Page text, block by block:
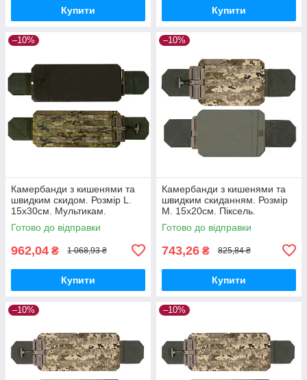
Купити Купити
–10%
Камербанди з кишенями та
швидким скидом. Розмір L.
15х30см. Мультикам.
Комплект з 2 шт.
Готово до відправки
962,04 ₴ 1 068,93 ₴
Купити
–10%
Камербанди з кишенями та
швидким скиданням. Розмір
M. 15х20см. Піксель.
Комплект з 2 шт.
Готово до відправки
743,26 ₴ 825,84 ₴
Купити
–10% –10%